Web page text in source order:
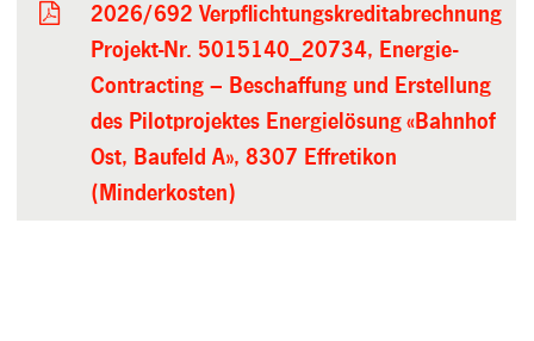
2026/692 Verpflichtungskreditabrechnung
Projekt-Nr. 5015140_20734, Energie-
Contracting – Beschaffung und Erstellung
des Pilotprojektes Energielösung «Bahnhof
Ost, Baufeld A», 8307 Effretikon
(Minderkosten)